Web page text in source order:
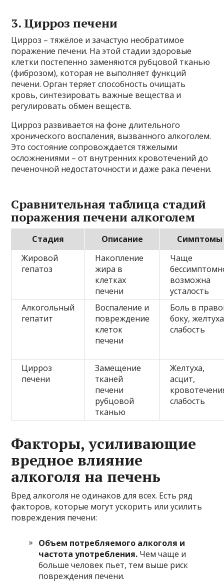
3. Цирроз печени
Цирроз – тяжёлое и зачастую необратимое
поражение печени. На этой стадии здоровые
клетки постепенно заменяются рубцовой тканью
(фиброзом), которая не выполняет функций
печени. Орган теряет способность очищать
кровь, синтезировать важные вещества и
регулировать обмен веществ.
Цирроз развивается на фоне длительного
хронического воспаления, вызванного алкоголем.
Это состояние сопровождается тяжелыми
осложнениями – от внутренних кровотечений до
печеночной недостаточности и даже рака печени.
Сравнительная таблица стадий
поражения печени алкоголем
Стадия Описание
Симптомы
Жировой
гепатоз
Накопление
жира в
клетках
печени
Чаще
возможна
усталость
Алкогольный
гепатит
Воспаление и
повреждение
клеток
печени
Боль в
боку,
слабость
Цирроз
печени
Замещение
тканей
печени
рубцовой
тканью
Желтуха,
асцит,
слабость
Факторы, усиливающие
вредное влияние
алкоголя на печень
Вред алкоголя не одинаков для всех. Есть ряд
факторов, которые могут ускорить или усилить
повреждения печени:
Объем потребляемого алкоголя и
частота употребления. Чем чаще и
больше человек пьет, тем выше риск
повреждения печени.